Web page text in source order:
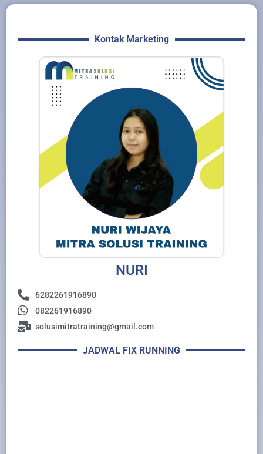
Kontak Marketing
NURI
6282261916890
082261916890
solusimitratraining@gmail.com
JADWAL FIX RUNNING